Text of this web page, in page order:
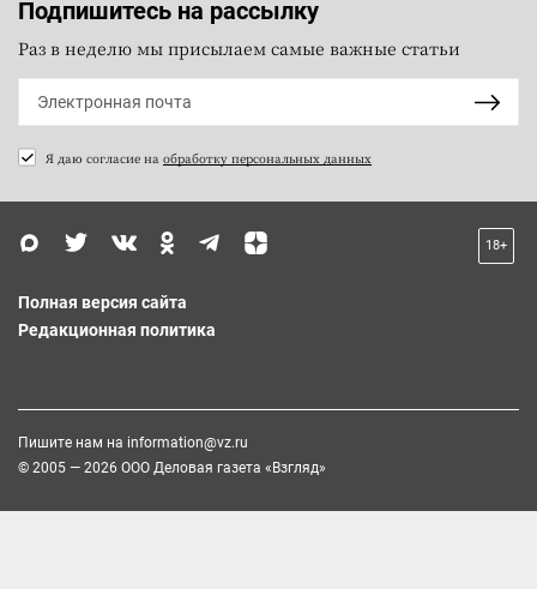
Подпишитесь на рассылку
Раз в неделю мы присылаем самые важные статьи
Я даю согласие на обработку персональных данных
18+
Полная версия сайта
Редакционная политика
Пишите нам на information@vz.ru
© 2005 — 2026 ООО Деловая газета «Взгляд»